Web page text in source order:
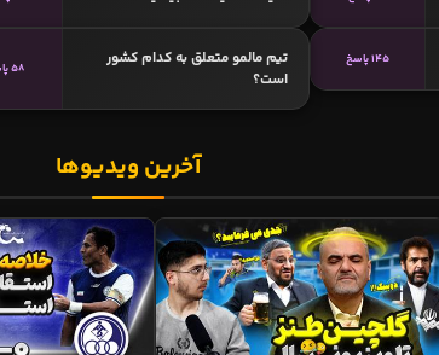
145 پاسخ
تیم مالمو متعلق به کدام کشور
است؟
58 پاسخ
آخرین ویدیوها